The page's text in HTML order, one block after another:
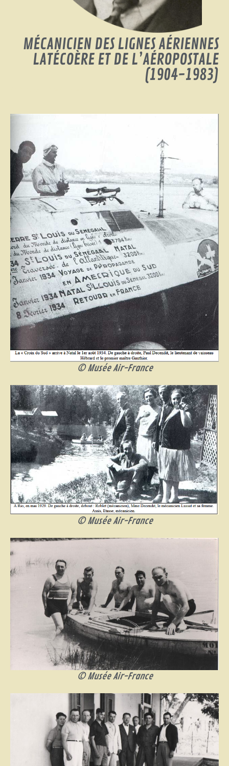
MÉCANICIEN DES LIGNES AÉRIENNES
LATÉCOÈRE ET DE L’AÉROPOSTALE
(1904-1983)
© Musée Air-France
© Musée Air-France
© Musée Air-France